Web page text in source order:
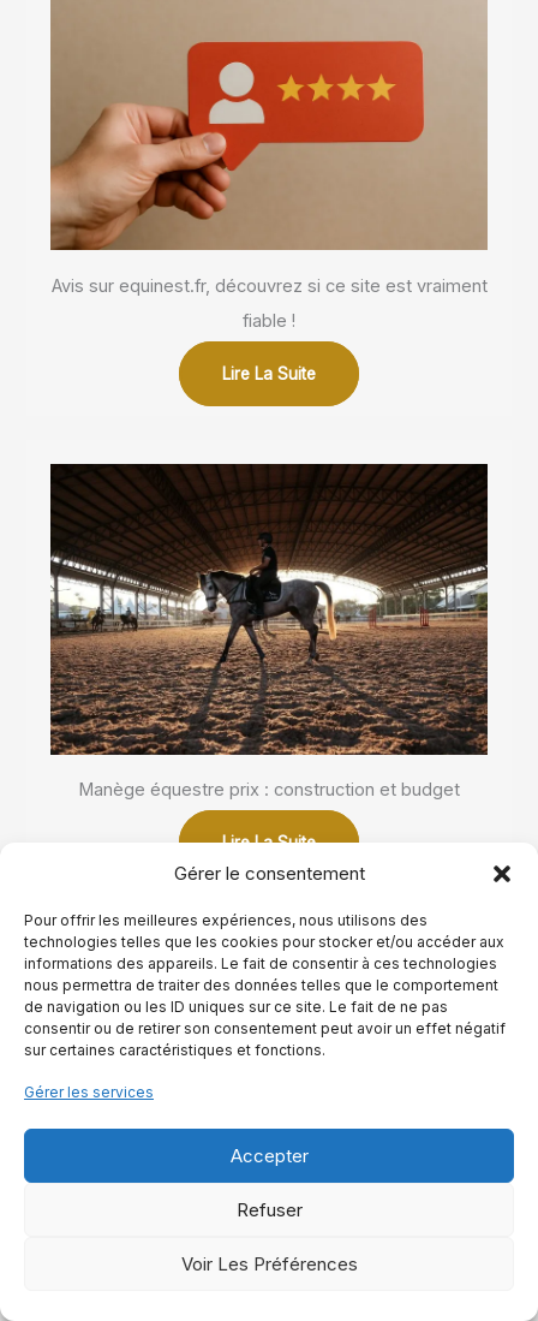
Gérer le consentement
Pour offrir les meilleures expériences, nous utilisons des
technologies telles que les cookies pour stocker et/ou accéder aux
informations des appareils. Le fait de consentir à ces technologies
nous permettra de traiter des données telles que le comportement
de navigation ou les ID uniques sur ce site. Le fait de ne pas
consentir ou de retirer son consentement peut avoir un effet négatif
sur certaines caractéristiques et fonctions.
Gérer les services
Accepter
Refuser
Voir Les Préférences
Avis sur equinest.fr, découvrez si ce site est vraiment
fiable !
Lire La Suite
Manège équestre prix : construction et budget
Lire La Suite
Les derniers articles
Que faire avec de vieux fers à cheval, idées déco et utiles
août 8, 2026
Nom de cheval femelle, idées élégantes et originales
Races de chevaux indiens, origines et particularités
Température de la jument avant le poulinage, seuils clés